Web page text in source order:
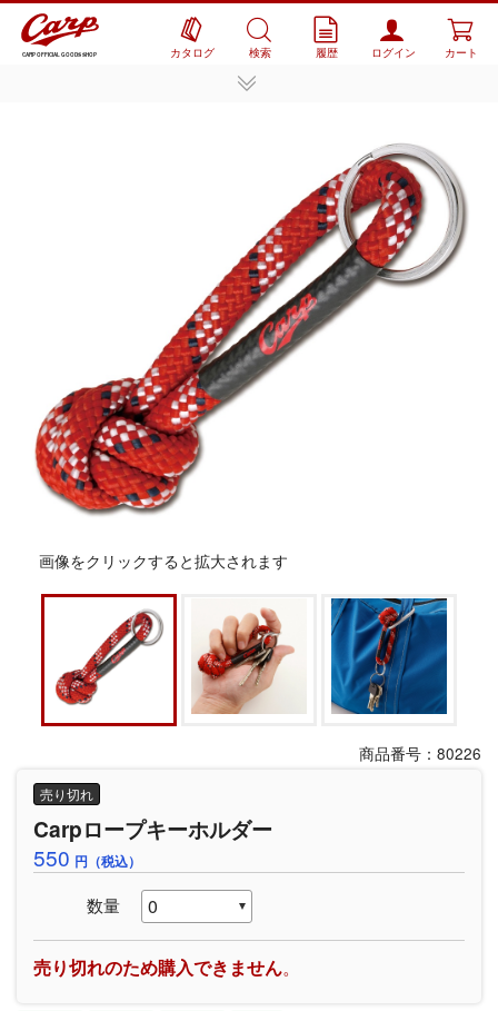
CARP OFFICIAL GOODS SHOP カタログ 検索 履歴 ログイン カート
画像をクリックすると拡大されます
商品番号：80226
売り切れ
Carpロープキーホルダー
550 円（税込）
数量
売り切れのため購入できません。